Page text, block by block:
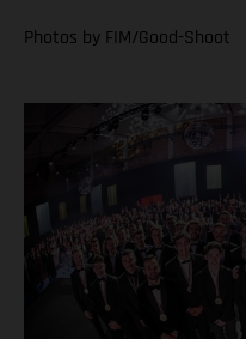
Photos by FIM/Good-Shoot